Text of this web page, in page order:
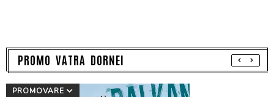
PROMO VATRA DORNEI
PROMOVARE